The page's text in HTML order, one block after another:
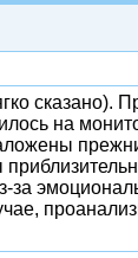
сказано).
на